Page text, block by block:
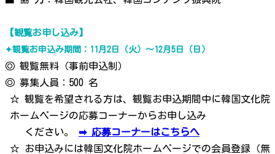
【観覧お申し込み】
✦観覧お申込み期間：11月2日（火）～12月5日（日）
◎ 観覧無料（事前申込制）
◎ 募集人員：500 名
☆ 観覧を希望される方は、観覧お申込期間中に韓国文化院
ホームページの応募コーナーからお申し込み
ください。 ➡ 応募コーナーはこちらへ
☆ お申込みには韓国文化院ホームページでの会員登録（無